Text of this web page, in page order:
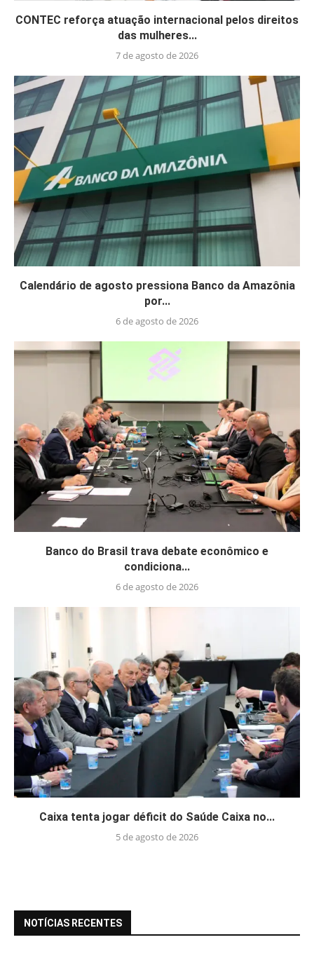
CONTEC reforça atuação internacional pelos direitos
das mulheres...
7 de agosto de 2026
Calendário de agosto pressiona Banco da Amazônia
por...
6 de agosto de 2026
Banco do Brasil trava debate econômico e
condiciona...
6 de agosto de 2026
Caixa tenta jogar déficit do Saúde Caixa no...
5 de agosto de 2026
NOTÍCIAS RECENTES